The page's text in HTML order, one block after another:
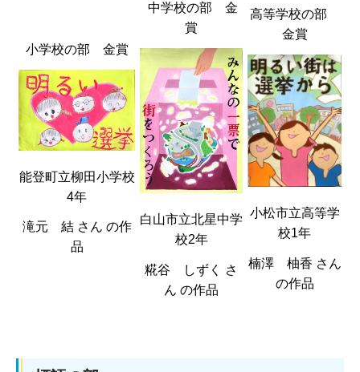
小学校の部 金賞
能登町立柳田小学校
4年
滝元 結 さん の作
品
中学校の部 金
賞
白山市立北星中学
校2年
糀谷 しずく さ
ん の作品
高等学校の部
金賞
小松市立高等学
校1年
楠澤 柚香 さん
の作品